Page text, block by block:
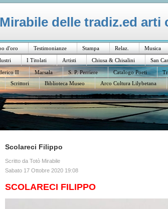
delle tradiz.ed arti
d'oro Testimonianze Stampa Relaz. Musica
I Titolati Artisti Chiusa & Chisalini San
II
Marsala S. P. Perriere Catalogo Poeti
Scrittori Biblioteca Museo Arco Cultura Lilybetana
Scolareci Filippo
Scritto da Totò Mirabile
Sabato 17 Ottobre 2020 19:08
SCOLARECI FILIPPO